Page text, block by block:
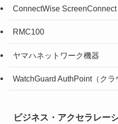
ConnectWise ScreenConnect
RMC100
ヤマハネットワーク機器
WatchGuard AuthPoint（クラ
ビジネス・アクセラレー